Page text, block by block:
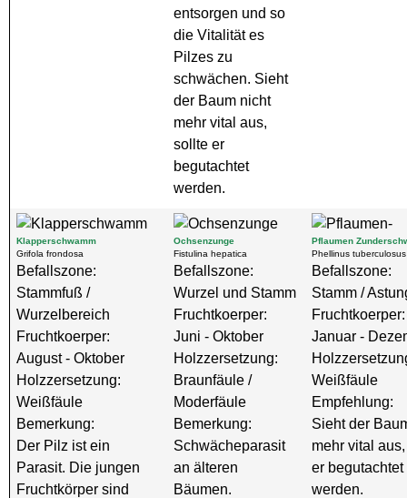
entsorgen und so
die Vitalität es
Pilzes zu
schwächen. Sieht
der Baum nicht
mehr vital aus,
sollte er
begutachtet
werden.
Klapperschwamm
Grifola frondosa
Befallszone:
Stammfuß /
Wurzelbereich
Fruchtkoerper:
August - Oktober
Holzzersetzung:
Weißfäule
Bemerkung:
Der Pilz ist ein
Parasit. Die jungen
Fruchtkörper sind
Ochsenzunge
Fistulina hepatica
Befallszone:
Wurzel und Stamm
Fruchtkoerper:
Juni - Oktober
Holzzersetzung:
Braunfäule /
Moderfäule
Bemerkung:
Schwächeparasit
an älteren
Bäumen.
Pflaumen
Phellinus tuberculosus
Befallszone:
Stamm /
Fruchtkoerper:
Januar -
Weißfäule
Empfehlung:
Sieht der
mehr vital
er begutachtet
werden.